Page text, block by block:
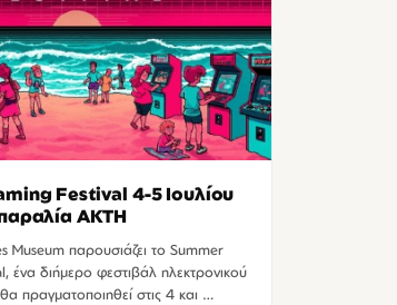
Festival 4-5 Ιουλίου
ΑΚΤΗ
Museum παρουσιάζει το Summer
ένα διήμερο φεστιβάλ ηλεκτρονικού
πραγματοποιηθεί στις 4 και …